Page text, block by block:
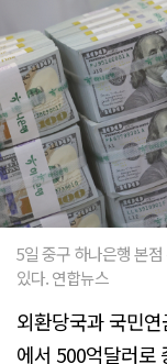
5일 중구 하나은행 본
있다. 연합뉴스
외환당국과 국민
에서 500억달러로